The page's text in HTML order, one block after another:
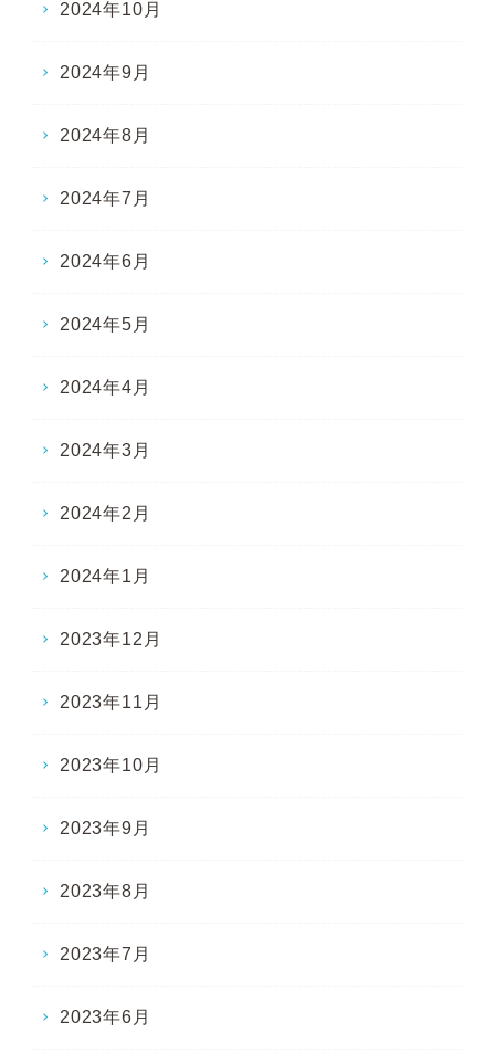
2024年10月
2024年9月
2024年8月
2024年7月
2024年6月
2024年5月
2024年4月
2024年3月
2024年2月
2024年1月
2023年12月
2023年11月
2023年10月
2023年9月
2023年8月
2023年7月
2023年6月